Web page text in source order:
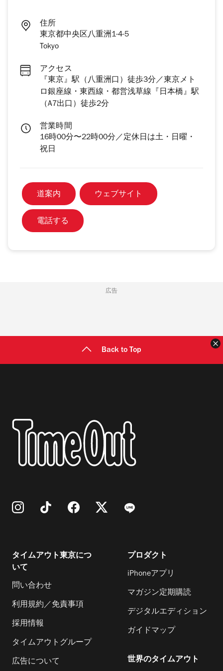
住所
東京都中央区八重洲1-4-5
Tokyo
アクセス
『東京』駅（八重洲口）徒歩3分／東京メト
ロ銀座線・東西線・都営浅草線『日本橋』駅
（A7出口）徒歩2分
営業時間
16時00分〜22時00分／定休日は土・日曜・
祝日
道案内 ウェブサイト
電話する
広告
Back to Top
タイムアウト東京につ
いて
問い合わせ
利用規約／免責事項
採用情報
タイムアウトグループ
広告について
プロダクト
iPhoneアプリ
マガジン定期購読
デジタルエディション
ガイドマップ
世界のタイムアウト